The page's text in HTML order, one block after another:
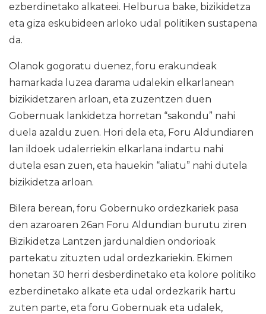
ezberdinetako alkateei. Helburua bake, bizikidetza
eta giza eskubideen arloko udal politiken sustapena
da.
Olanok gogoratu duenez, foru erakundeak
hamarkada luzea darama udalekin elkarlanean
bizikidetzaren arloan, eta zuzentzen duen
Gobernuak lankidetza horretan “sakondu” nahi
duela azaldu zuen. Hori dela eta, Foru Aldundiaren
lan ildoek udalerriekin elkarlana indartu nahi
dutela esan zuen, eta hauekin “aliatu” nahi dutela
bizikidetza arloan.
Bilera berean, foru Gobernuko ordezkariek pasa
den azaroaren 26an Foru Aldundian burutu ziren
Bizikidetza Lantzen jardunaldien ondorioak
partekatu zituzten udal ordezkariekin. Ekimen
honetan 30 herri desberdinetako eta kolore politiko
ezberdinetako alkate eta udal ordezkarik hartu
zuten parte, eta foru Gobernuak eta udalek,